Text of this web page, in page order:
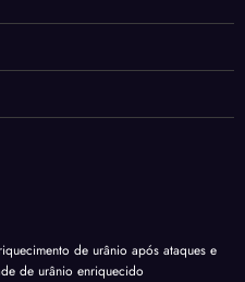
de urânio após ataques e
de urânio enriquecido